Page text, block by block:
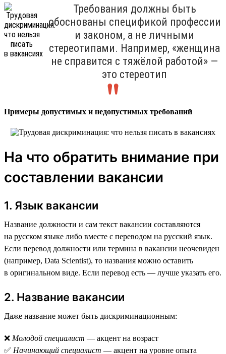
Требования должны быть
обоснованы спецификой профессии
и законом, а не личными
стереотипами. Например, «женщина
не справится с тяжёлой работой» —
это стереотип
Примеры допустимых и недопустимых требований
На что обратить внимание при
составлении вакансии
1. Язык вакансии
Название должности и сам текст вакансии составляются
на русском языке либо вместе с переводом на русский язык.
Если перевод должности или термина в вакансии неочевиден
(например, Data Scientist), то названия можно оставить
в оригинальном виде. Если перевод есть — лучше указать его.
2. Название вакансии
Даже название может быть дискриминационным:
❌ Молодой специалист — акцент на возраст
✅ Начинающий специалист — акцент на уровне опыта